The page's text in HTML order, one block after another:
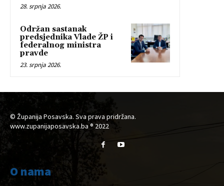
28. srpnja 2026.
Održan sastanak
predsjednika Vlade ŽP i
federalnog ministra
pravde
23. srpnja 2026.
© Županija Posavska. Sva prava pridržana.
www.zupanijaposavska.ba ® 2022
O nama